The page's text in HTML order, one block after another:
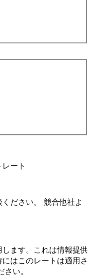
ート
ださい。 競合他社よ
ます。これは情報提供
はこのレートは適用さ
い。